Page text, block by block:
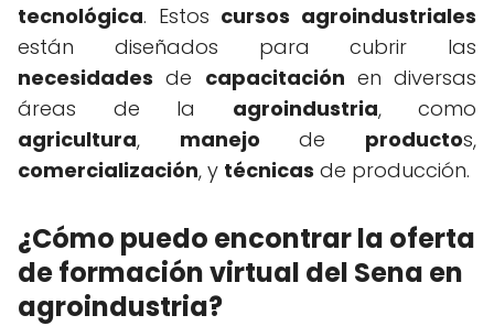
tecnológica. Estos cursos agroindustriales
están diseñados para cubrir las
necesidades de capacitación en diversas
áreas de la agroindustria, como
agricultura, manejo de productos,
comercialización, y técnicas de producción.
¿Cómo puedo encontrar la oferta
de formación virtual del Sena en
agroindustria?